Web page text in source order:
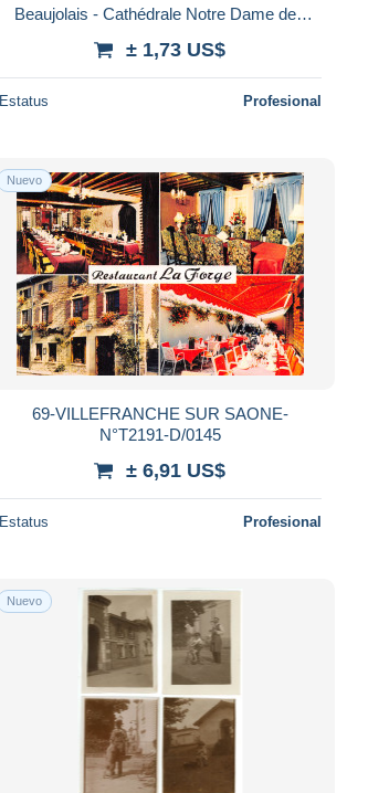
Beaujolais - Cathédrale Notre Dame des
Ca
± 1,73 US$
Estatus Profesional
Nuevo
69-VILLEFRANCHE SUR SAONE-
N°T2191-D/0145
± 6,91 US$
Estatus Profesional
Nuevo